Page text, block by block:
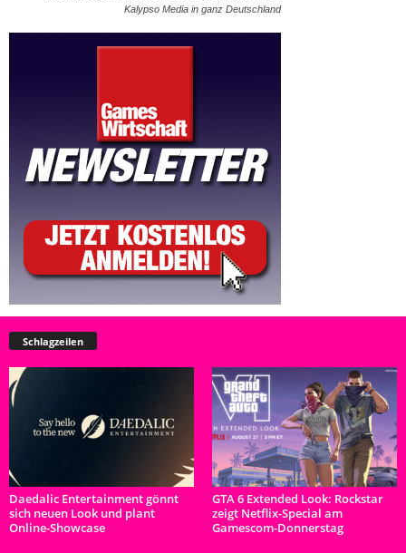
Kalypso Media in ganz Deutschland
Schlagzeilen
Daedalic Entertainment gönnt
sich neuen Look und plant
Online-Showcase
GTA 6 Extended Look: Rockstar
zeigt Netflix-Special am
Gamescom-Donnerstag